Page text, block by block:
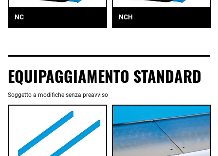
NC NCH
EQUIPAGGIAMENTO STANDARD
Soggetto a modifiche senza preavviso